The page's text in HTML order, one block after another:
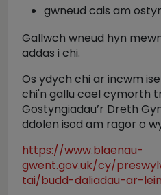
gwneud cais am
Gallwch wneud hyn
addas i chi.
Os ydych chi ar incwm
chi'n gallu cael cymorth
Gostyngiadau’r Dreth
ddolen isod am ragor o
https://www.blaenau-
gwent.gov.uk/cy/
tai/budd-daliadau-ar-